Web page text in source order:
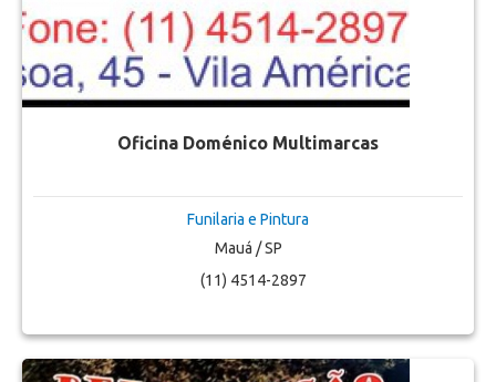
Oficina Doménico Multimarcas
Funilaria e Pintura
Mauá / SP
(11) 4514-2897